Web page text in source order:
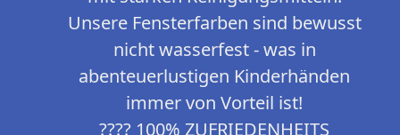
Unsere Fensterfarben sind bewusst
nicht wasserfest - was in
abenteuerlustigen Kinderhänden
immer von Vorteil ist!
???? 100% ZUFRIEDENHEITS